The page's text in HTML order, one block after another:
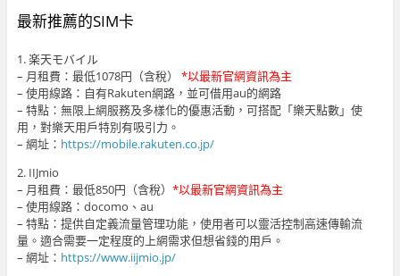
最新推薦的SIM卡
1. 楽天モバイル
– 月租費：最低1078円（含稅）
*以最新官網資訊為主
– 使用線路：自有Rakuten網路，並可借用au的網路
– 特點：無限上網服務及多樣化的優惠活動，可搭配「樂天點數」使
用，對樂天用戶特別有吸引力。
– 網址： https://mobile.rakuten.co.jp/
2. IIJmio
– 月租費：最低850円（含稅） *以最新官網資訊為主
– 使用線路：docomo、au
– 特點：提供自定義流量管理功能，使用者可以靈活控制高速傳輸流
量。適合需要一定程度的上網需求但想省錢的用戶。
– 網址： https://www.iijmio.jp/